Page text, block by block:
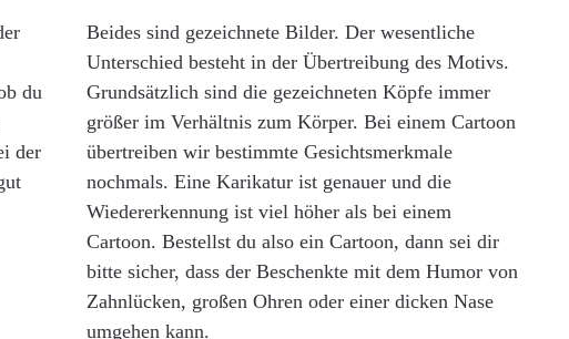
du
der
Beides sind gezeichnete Bilder. Der wesentliche
Unterschied besteht in der Übertreibung des Motivs.
Grundsätzlich sind die gezeichneten Köpfe immer
größer im Verhältnis zum Körper. Bei einem Cartoon
übertreiben wir bestimmte Gesichtsmerkmale
nochmals. Eine Karikatur ist genauer und die
Wiedererkennung ist viel höher als bei einem
Cartoon. Bestellst du also ein Cartoon, dann sei dir
bitte sicher, dass der Beschenkte mit dem Humor von
Zahnlücken, großen Ohren oder einer dicken Nase
umgehen kann.